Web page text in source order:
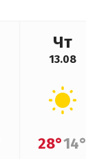
Чт
13.08
28°14°